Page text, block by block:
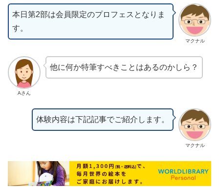
マクナル
本日第2部は会員限定のプロフェスとなりま
す。
Aさん
他に何か特筆すべきことはあるのかしら？
マクナル
体験内容は下記記事でご紹介します。